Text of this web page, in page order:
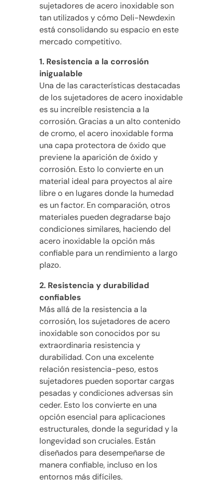
sujetadores de acero inoxidable son
tan utilizados y cómo Deli-Newdexin
está consolidando su espacio en este
mercado competitivo.
1. Resistencia a la corrosión
inigualable
Una de las características destacadas
de los sujetadores de acero inoxidable
es su increíble resistencia a la
corrosión. Gracias a un alto contenido
de cromo, el acero inoxidable forma
una capa protectora de óxido que
previene la aparición de óxido y
corrosión. Esto lo convierte en un
material ideal para proyectos al aire
libre o en lugares donde la humedad
es un factor. En comparación, otros
materiales pueden degradarse bajo
condiciones similares, haciendo del
acero inoxidable la opción más
confiable para un rendimiento a largo
plazo.
2. Resistencia y durabilidad
confiables
Más allá de la resistencia a la
corrosión, los sujetadores de acero
inoxidable son conocidos por su
extraordinaria resistencia y
durabilidad. Con una excelente
relación resistencia-peso, estos
sujetadores pueden soportar cargas
pesadas y condiciones adversas sin
ceder. Esto los convierte en una
opción esencial para aplicaciones
estructurales, donde la seguridad y la
longevidad son cruciales. Están
diseñados para desempeñarse de
manera confiable, incluso en los
entornos más difíciles.